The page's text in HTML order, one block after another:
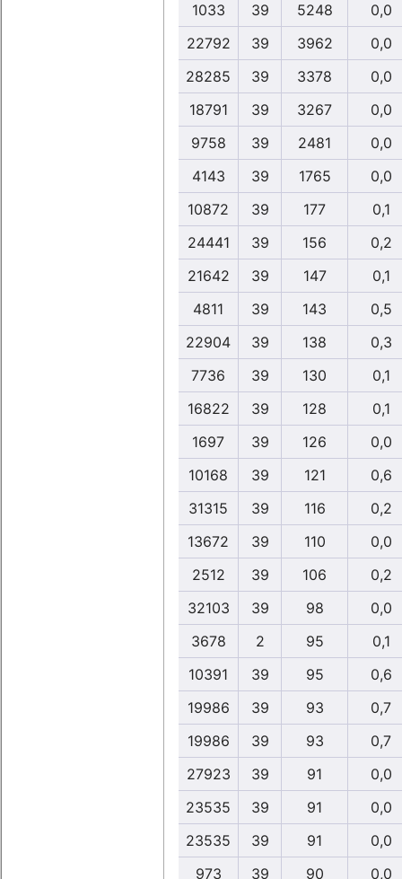
1033
39 5248
0,0
22792
39 3962
0,0
28285
39 3378
0,0
18791
39 3267
0,0
9758
39 2481
0,0
4143
39 1765
0,0
10872
39 177
0,1
24441
39 156
0,2
21642
39 147
0,1
4811
39 143
0,5
22904
39 138
0,3
7736
39 130
0,1
16822
39 128
0,1
1697
39 126
0,0
10168
39 121
0,6
31315
39 116
0,2
13672
39 110
0,0
2512
39 106
0,2
32103
39 98
0,0
3678
2 95
0,1
10391
39 95
0,6
19986
39 93
0,7
19986
39 93
0,7
27923
39 91
0,0
23535
39 91
0,0
23535
39 91
0,0
973
39 90 0,0